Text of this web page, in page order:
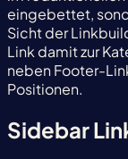
eingebettet,
Sicht der
Link damit zur
neben Footer-
Positionen.
Sidebar